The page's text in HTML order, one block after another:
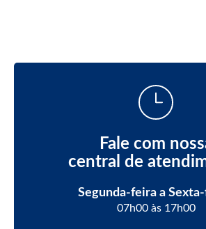
Fale com
central de
Segunda-feira a
07h00 às 17h00